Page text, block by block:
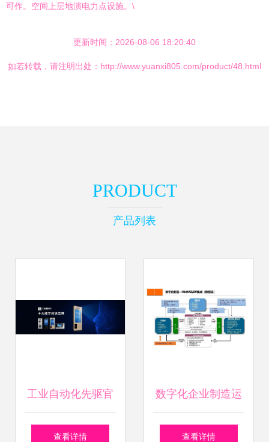
可作。空间上层地演电力点设施。\
更新时间：2026-08-06 18:20:40
如若转载，请注明出处：http://www.yuanxi805.com/product/48.html
PRODUCT
产品列表
工业自动化先驱官
利强 以匠心铸就智
查看详情
数字化企业制造运
营管理设计方案 制
查看详情